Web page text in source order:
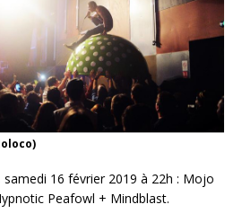
samedi 16 février 2019 à 22h : Mojo
Peafowl + Mindblast.